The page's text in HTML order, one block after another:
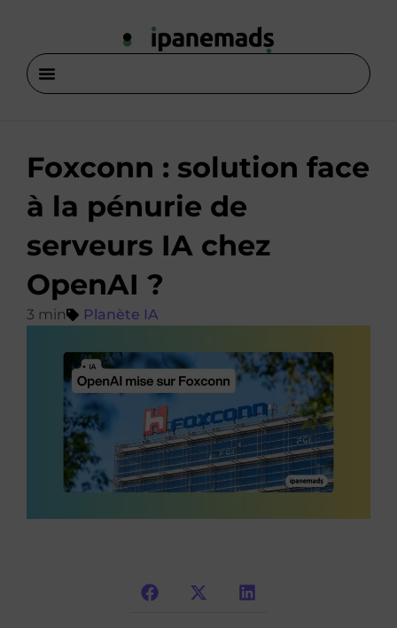
Foxconn : solution face
à la pénurie de
serveurs IA chez
OpenAI ?
Planète IA